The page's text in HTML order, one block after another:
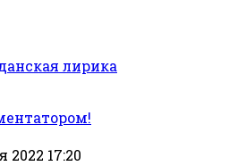
лирика
2022 17:20